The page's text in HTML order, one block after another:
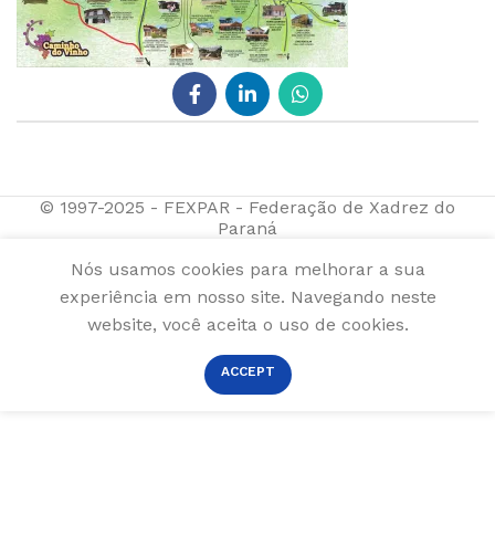
© 1997-2025 - FEXPAR - Federação de Xadrez do
Paraná
Nós usamos cookies para melhorar a sua
experiência em nosso site. Navegando neste
website, você aceita o uso de cookies.
ACCEPT